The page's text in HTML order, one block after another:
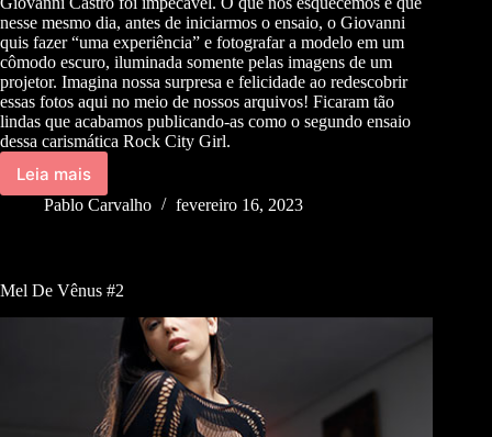
nesse mesmo dia, antes de iniciarmos o ensaio, o Giovanni
quis fazer “uma experiência” e fotografar a modelo em um
cômodo escuro, iluminada somente pelas imagens de um
projetor. Imagina nossa surpresa e felicidade ao redescobrir
essas fotos aqui no meio de nossos arquivos! Ficaram tão
lindas que acabamos publicando-as como o segundo ensaio
dessa carismática Rock City Girl.
Leia mais
Pablo Carvalho fevereiro 16, 2023
Mel De Vênus #2